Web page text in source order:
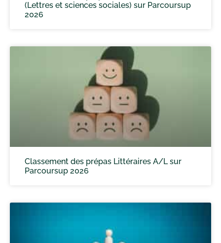
(Lettres et sciences sociales) sur Parcoursup
2026
Classement des prépas Littéraires A/L sur
Parcoursup 2026